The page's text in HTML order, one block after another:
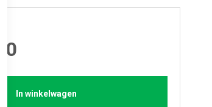
In winkelwagen